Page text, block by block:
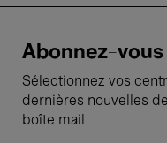
Abonnez-
Sélectionnez vos
dernières nouvelles
boîte mail